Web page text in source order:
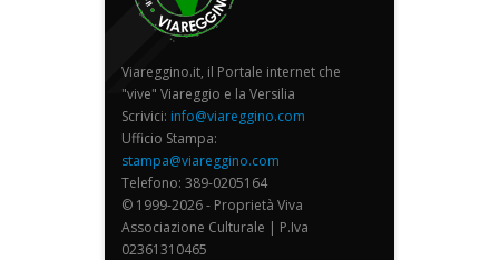
Viareggino.it, il Portale internet che
"vive" Viareggio e la Versilia
Scrivici: info@viareggino.com
Ufficio Stampa:
stampa@viareggino.com
Telefono: 389-0205164
© 1999-2026 - Proprietà Viva
Associazione Culturale | P.Iva
02361310465